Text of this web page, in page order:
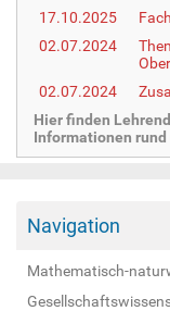
:
17.10.2025
02.07.2024
02.07.2024
Hier finden
Informationen rund
Navigation
Mathematisch-